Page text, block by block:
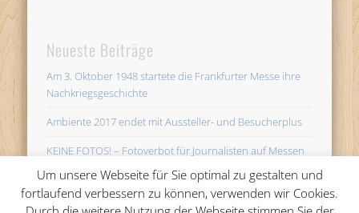
Neueste Beiträge
Am 3. Oktober 1948 startete die Frankfurter Messe ihre
Nachkriegsgeschichte
Ambiente 2017 endet mit Aussteller- und Besucherplus
KEINE FOTOS! – Fotoverbot für Journalisten auf Messen
AMBIENTE startet in Frankfurt mit 4.454 Ausstellern im
Um unsere Webseite für Sie optimal zu gestalten und
fortlaufend verbessern zu können, verwenden wir Cookies.